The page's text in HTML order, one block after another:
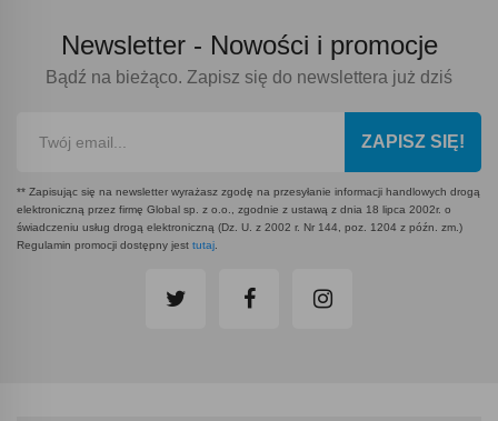
Newsletter - Nowości i promocje
Bądź na bieżąco. Zapisz się do newslettera już dziś
ZAPISZ SIĘ!
** Zapisując się na newsletter wyrażasz zgodę na przesyłanie informacji handlowych drogą
elektroniczną przez firmę Global sp. z o.o., zgodnie z ustawą z dnia 18 lipca 2002r. o
świadczeniu usług drogą elektroniczną (Dz. U. z 2002 r. Nr 144, poz. 1204 z późn. zm.)
Regulamin promocji dostępny jest tutaj